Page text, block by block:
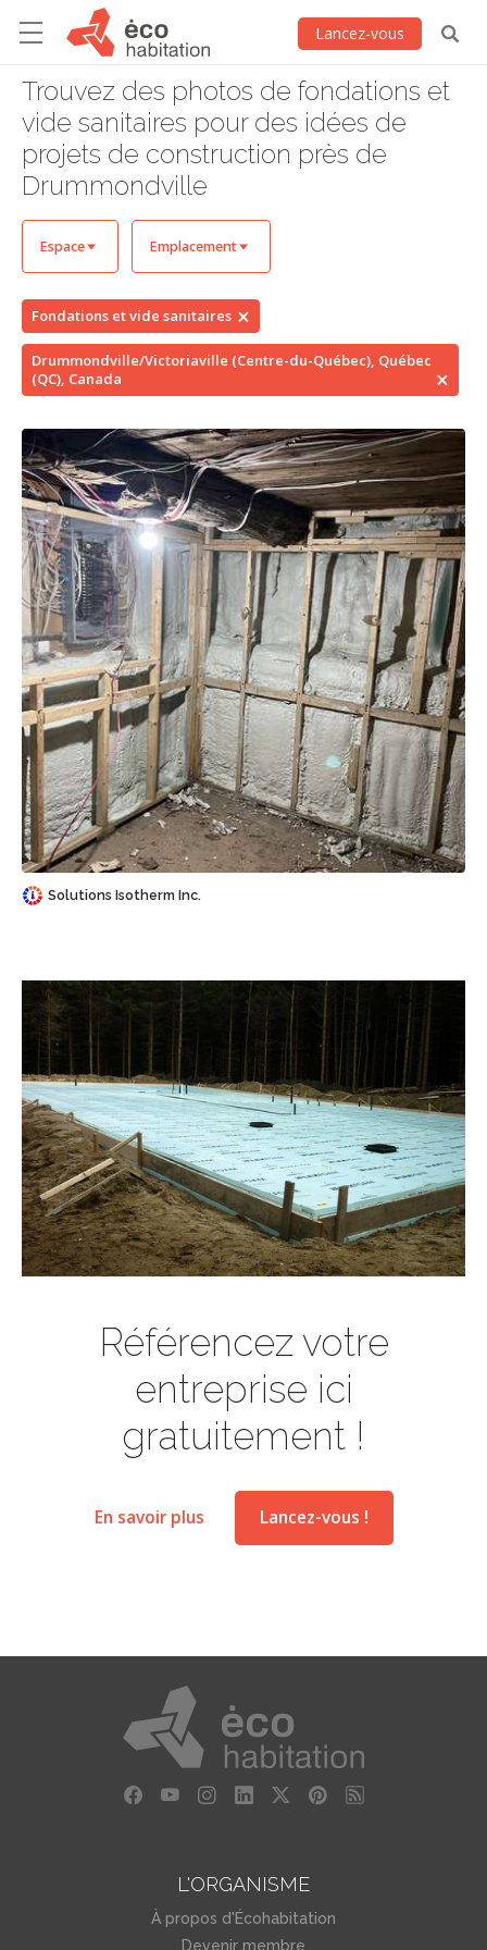
Lancez-vous
Trouvez des photos de fondations et
vide sanitaires pour des idées de
projets de construction près de
Drummondville
Espace Emplacement
Fondations et vide sanitaires
Drummondville/Victoriaville (Centre-du-Québec), Québec
(QC), Canada
Sauvegarder
Solutions Isotherm Inc.
Référencez votre
entreprise ici
gratuitement !
En savoir plus Lancez-vous !
L'ORGANISME
À propos d'Écohabitation
Devenir membre